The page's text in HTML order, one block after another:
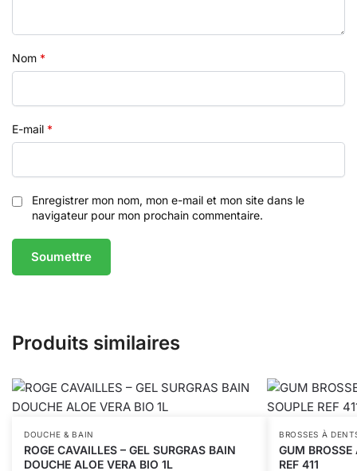
Nom *
E-mail *
Enregistrer mon nom, mon e-mail et mon site dans le
navigateur pour mon prochain commentaire.
Produits similaires
DOUCHE & BAIN
ROGE CAVAILLES – GEL SURGRAS BAIN
DOUCHE ALOE VERA BIO 1L
BROSSES À
GUM
REF 411